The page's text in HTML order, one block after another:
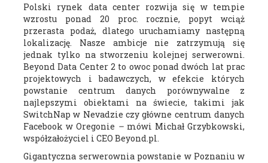
Polski rynek data center rozwija się w tempie
wzrostu ponad 20 proc. rocznie, popyt wciąż
przerasta podaż, dlatego uruchamiamy następną
lokalizację. Nasze ambicje nie zatrzymują się
jednak tylko na stworzeniu kolejnej serwerowni.
Beyond Data Center 2 to owoc ponad dwóch lat prac
projektowych i badawczych, w efekcie których
powstanie centrum danych porównywalne z
najlepszymi obiektami na świecie, takimi jak
SwitchNap w Nevadzie czy główne centrum danych
Facebook w Oregonie – mówi Michał Grzybkowski,
współzałożyciel i CEO Beyond.pl.
Gigantyczna serwerownia powstanie w Poznaniu w